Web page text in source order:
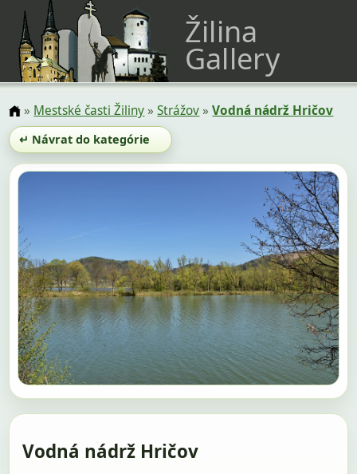
Žilina
Gallery
» Mestské časti Žiliny»Strážov»Vodná nádrž Hričov
↵ Návrat do kategórie
Vodná nádrž Hričov